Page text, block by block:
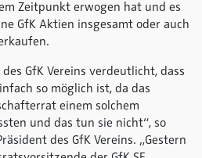
Zeitpunkt erwogen hat und es
GfK Aktien insgesamt oder auch
GfK Vereins verdeutlicht, dass
so möglich ist, da das
einem solchem
und das tun sie nicht“, so
des GfK Vereins. „Gestern